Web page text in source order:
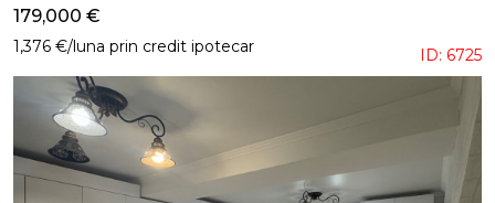
ID: 6725
179,000 €
1,376 €/luna prin credit ipotecar